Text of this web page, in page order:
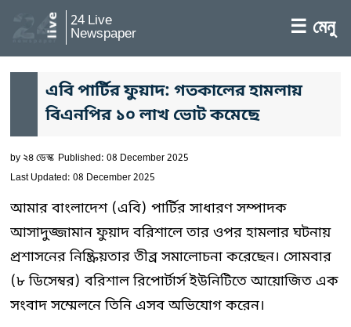
24 Live
Newspaper ☰ মেনু
এবি পার্টির ফুয়াদ: গতকালের হামলায়
বিএনপির ১০ লাখ ভোট কমেছে
by২৪ ডেস্ক Published: 08 December 2025
Last Updated: 08 December 2025
আমার বাংলাদেশ (এবি) পার্টির সাধারণ সম্পাদক
আসাদুজ্জামান ফুয়াদ বরিশালে তার ওপর হামলার ঘটনায়
প্রশাসনের নিষ্ক্রিয়তার তীব্র সমালোচনা করেছেন। সোমবার
(৮ ডিসেম্বর) বরিশাল রিপোর্টার্স ইউনিটিতে আয়োজিত এক
সংবাদ সম্মেলনে তিনি এসব অভিযোগ করেন।